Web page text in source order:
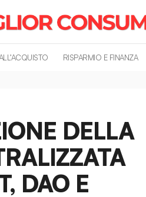
RISPARMIO E FINANZA
DELLA
DAO E